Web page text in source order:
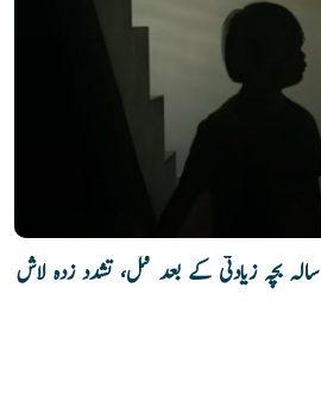
کراچی: پڑوسی کے ہاتھوں 6 سالہ بچہ زیادتی کے بعد قتل، تشدد زدہ لاش